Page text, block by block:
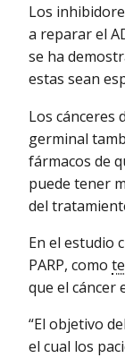
Los
a reparar el
se ha
estas sean
Los cánceres
germinal
fármacos de
puede tener
del
En el estudio
PARP, como
que el cáncer
“El objetivo
el cual los